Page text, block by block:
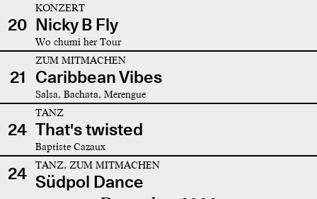
20
KONZERT
Nicky B Fly
Wo chumi her Tour
21
ZUM MITMACHEN
Caribbean Vibes
Salsa, Bachata, Merengue
24
TANZ
That's twisted
Baptiste Cazaux
24 TANZ, ZUM MITMACHEN
Südpol Dance